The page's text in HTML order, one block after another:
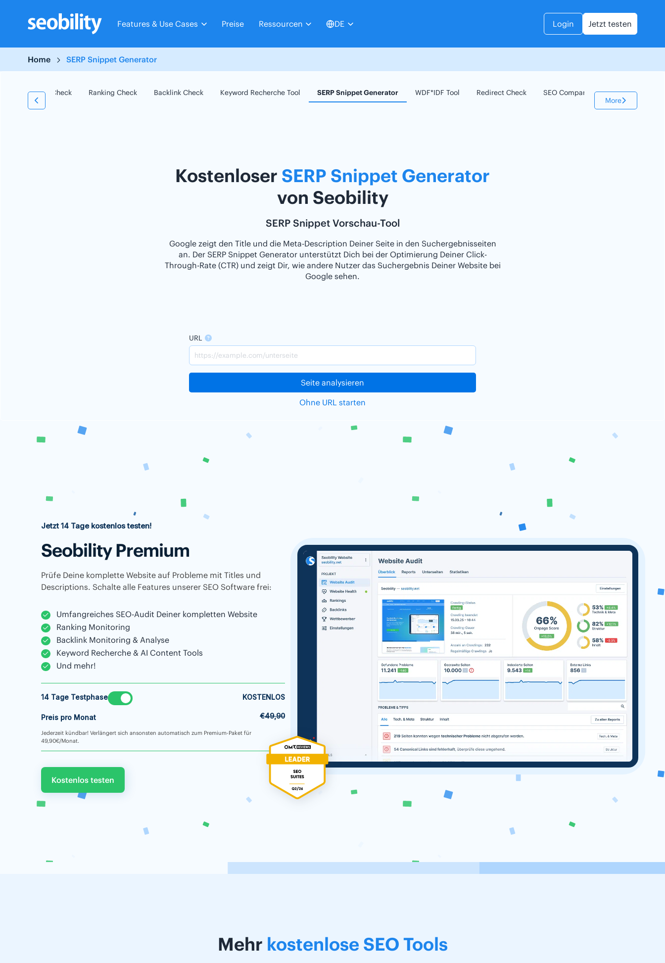
content
Features & Use Cases Preise Ressourcen DE Login Jetzt testen
Home SERP Snippet Generator
SEO Check Ranking Check Backlink Check Keyword Recherche Tool SERP Snippet Generator WDF*IDF Tool Redirect Check SEO Compare
Keyword Check
More
Kostenloser SERP Snippet Generator
von Seobility
SERP Snippet Vorschau-Tool
Google zeigt den Title und die Meta-Description Deiner Seite in den Suchergebnisseiten
an. Der SERP Snippet Generator unterstützt Dich bei der Optimierung Deiner Click-
Through-Rate (CTR) und zeigt Dir, wie andere Nutzer das Suchergebnis Deiner Website bei
Google sehen.
URL
Seite analysieren
Ohne URL starten
Jetzt 14 Tage kostenlos testen!
Seobility Premium
Prüfe Deine komplette Website auf Probleme mit Titles und
Descriptions. Schalte alle Features unserer SEO Software frei:
Umfangreiches SEO-Audit Deiner kompletten Website
Ranking Monitoring
Backlink Monitoring & Analyse
Keyword Recherche & AI Content Tools
Und mehr!
14 Tage Testphase KOSTENLOS
Preis pro Monat €49,90
Jederzeit kündbar! Verlängert sich ansonsten automatisch zum Premium-Paket für
49,90€/Monat.
Kostenlos testen
Mehr kostenlose SEO Tools